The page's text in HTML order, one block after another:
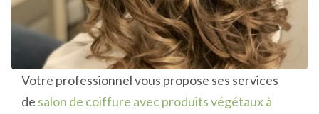
Votre professionnel vous propose ses services
de salon de coiffure avec produits végétaux à